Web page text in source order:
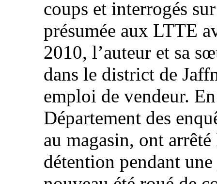
coups et interrogés
présumée aux LTTE
2010, l’auteur et sa
dans le district de
emploi de vendeur.
Département des
au magasin, ont
détention pendant